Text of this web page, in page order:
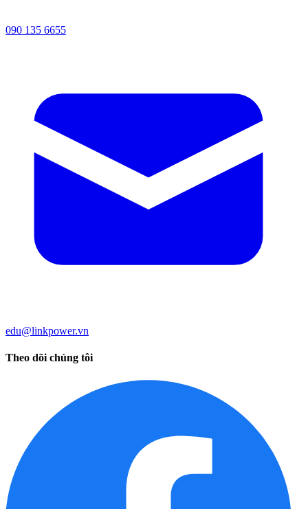
090 135 6655
edu@linkpower.vn
Theo dõi chúng tôi